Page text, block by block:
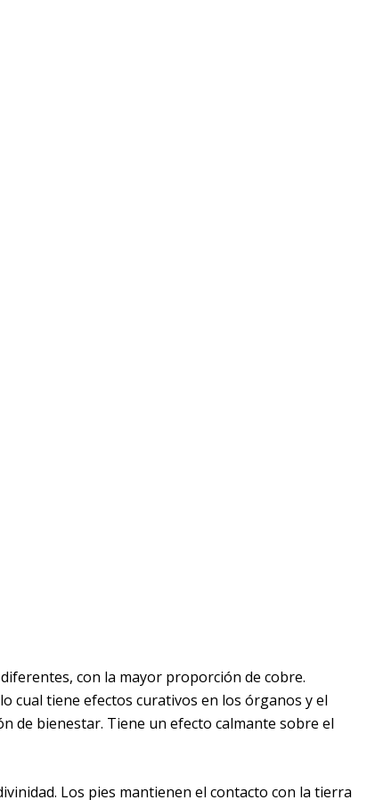
con la mayor proporción de cobre.
cual tiene efectos curativos en los órganos y el
de bienestar. Tiene un efecto calmante sobre el
Los pies mantienen el contacto con la tierra